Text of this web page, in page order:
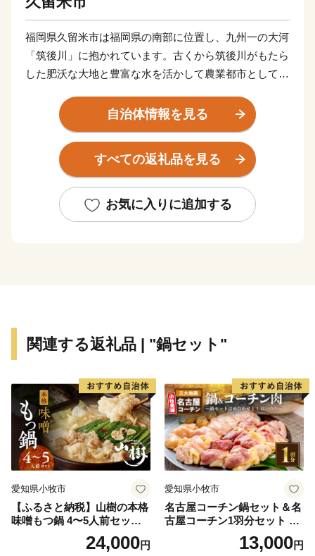
福岡県久留米市は福岡県の南部に位置し、九州一の大河
「筑後川」に抱かれています。古くから筑後川がもたら
した肥沃な大地と豊富な水を活かして農業都市として栄
また、明治以降は県南地域の商業の中心地となり、国産
のシューズメーカーとして有名な「アサヒシューズ」
「ムーンスター」、世界的タイヤメーカーの「ブリヂス
トン」を中心としたゴム産業のまちとして発展してきま
その発展の過程で形成された独自の食文化は当時の労働
者の胃袋を支えるとともに、久留米のグルメとして現在
自治体情報を見る
すべての返礼品を見る
お気に入りに追加する
関連する返礼品 | "鍋セット"
愛知県小牧市
【ふるさと納税】山樹の本格
味噌もつ鍋 4〜5人前セット
山樹 国産 牛もつ ホルモン モ
ツ オンライン飲み会 ホーム
24,000円
愛知県小牧市
名古屋コーチン鍋セット＆名
古屋コーチン1羽分セット 日
本三大地鶏 鍋セット 鶏肉 も
も肉 むね肉 ササミ 肉団子 鍋
13,000円